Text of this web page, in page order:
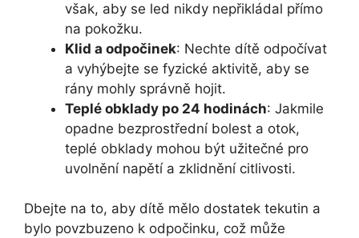
však, aby se led nikdy nepřikládal přímo
na pokožku.
Klid a odpočinek: Nechte dítě odpočívat
a vyhýbejte se fyzické aktivitě, aby se
rány mohly správně hojit.
Teplé obklady po 24 hodinách: Jakmile
opadne bezprostřední bolest a otok,
teplé obklady mohou být užitečné pro
uvolnění napětí a zklidnění citlivosti.
Dbejte na to, aby dítě mělo dostatek tekutin a
bylo povzbuzeno k odpočinku, což může